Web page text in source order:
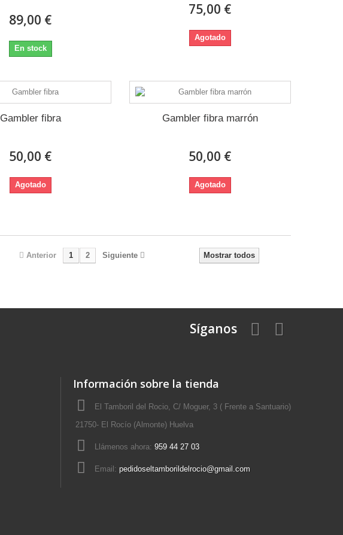
89,00 €
En stock
75,00 €
Agotado
Gambler fibra
50,00 €
Agotado
Gambler fibra marrón
50,00 €
Agotado
Mostrar todos
Anterior 1 2 Siguiente
Síganos
Información sobre la tienda
El Tamboril del Rocio, C/ Moguer, 3 ( Frente a Santuario)
21750- El Rocío (Almonte) Huelva
Llámenos ahora: 959 44 27 03
Email: pedidoseltamborildelrocio@gmail.com